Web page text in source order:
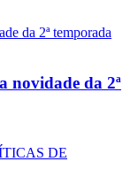
novidade da 2ª
DE